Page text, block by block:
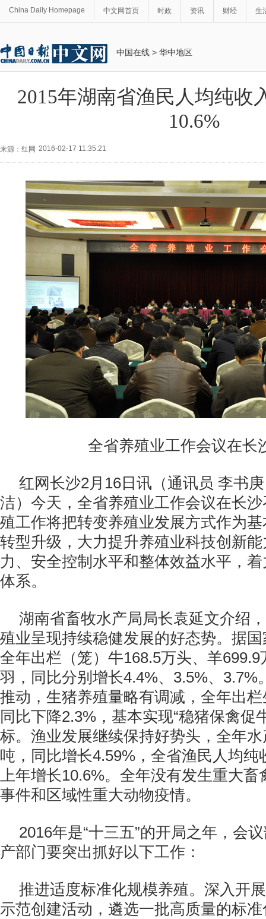
China Daily Homepage 中文网首页 时政 资讯 财经 生
中国在线 > 华中地区
2015年湖南省渔民人均纯收
10.6%
来源：红网 2016-02-17 11:35:21
全省养殖业工作会议在长
红网长沙2月 16日讯（通讯员 李书庚
洁）今天，全省养殖业工作会议在长
殖工作将把转变养殖业发展方式作为
转型升级，大力提升养殖业科技创新
力、安全控制水平和整体效益水平，
体系。
湖南省畜牧水产局局长袁延文介绍，
殖业呈现持续稳健发展的好态势。据
全年出栏（笼）牛168.5万头、羊699.9
羽，同比分别增长4.4%、 3.5%、 3.7%
推动，生猪养殖量略有调减，全年出
同比下降2.3% ，基本实现“稳猪保禽促
标。渔业发展继续保持好势头，全年
吨，同比增长4.59% ，全省渔民人均纯
上年增长10.6%。全年没有发生重大畜
事件和区域性重大动物疫情。
2016年是“十三五”的开局之年，会
产部门要突出抓好以下工作：
推进适度标准化规模养殖。深入开
示范创建活动，遴选一批高质量的标